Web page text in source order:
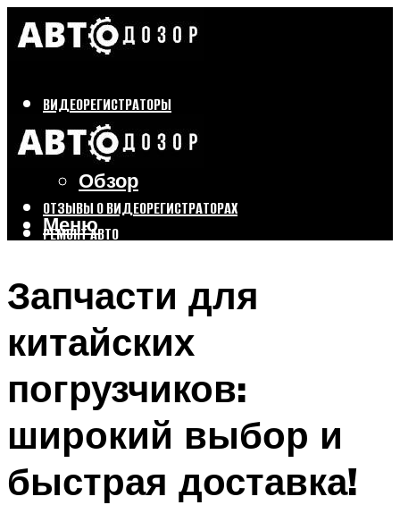
ВИДЕОРЕГИСТРАТОРЫ
Бренды
Выбор
Обзор
ОТЗЫВЫ О ВИДЕОРЕГИСТРАТОРАХ
РЕМОНТ АВТО
Меню
Запчасти для
китайских
погрузчиков:
широкий выбор и
быстрая доставка!